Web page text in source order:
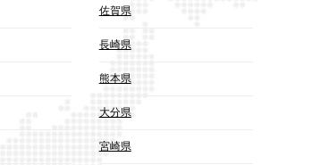
佐賀県
長崎県
熊本県
大分県
宮崎県